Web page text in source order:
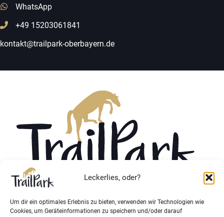
Leckerlies, oder?
Um dir ein optimales Erlebnis zu bieten, verwenden wir Technologien wie
Cookies, um Geräteinformationen zu speichern und/oder darauf
WhatsApp
+49 15203061841
kontakt@trailpark-oberbayern.de
Vertrag widerrufen